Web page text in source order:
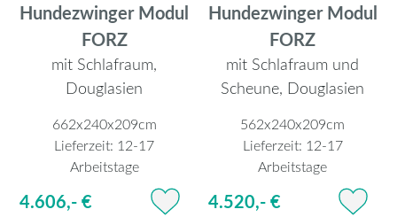
Hundezwinger Modul
FORZ
mit Schlafraum,
Douglasien
662x240x209cm
Lieferzeit: 12-17
Arbeitstage
4.606,- €
Hundezwinger Modul
FORZ
mit Schlafraum und
Scheune, Douglasien
562x240x209cm
Lieferzeit: 12-17
Arbeitstage
4.520,- €